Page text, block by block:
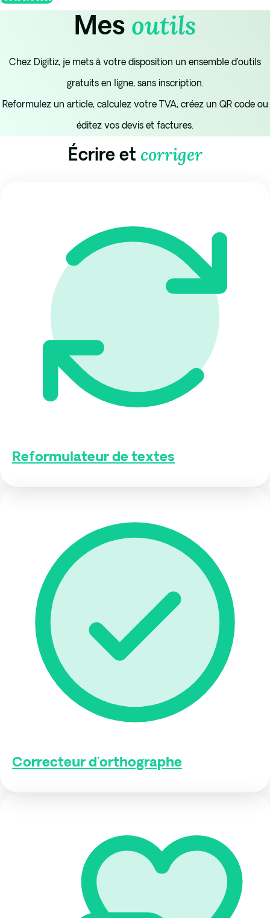
Mes outils
Chez Digitiz, je mets à votre disposition un ensemble d’outils
gratuits en ligne, sans inscription.
Reformulez un article, calculez votre TVA, créez un QR code ou
éditez vos devis et factures.
Écrire et corriger
Reformulateur de textes
Correcteur d'orthographe